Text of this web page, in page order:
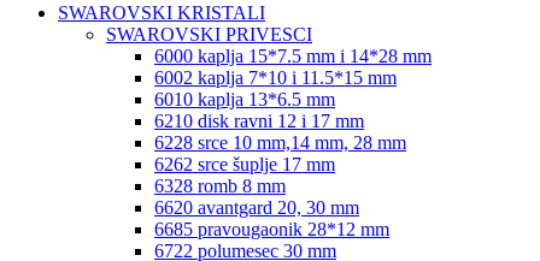
SWAROVSKI KRISTALI
SWAROVSKI PRIVESCI
6000 kaplja 15*7.5 mm i 14*28 mm
6002 kaplja 7*10 i 11.5*15 mm
6010 kaplja 13*6.5 mm
6210 disk ravni 12 i 17 mm
6228 srce 10 mm,14 mm, 28 mm
6262 srce šuplje 17 mm
6328 romb 8 mm
6620 avantgard 20, 30 mm
6685 pravougaonik 28*12 mm
6722 polumesec 30 mm